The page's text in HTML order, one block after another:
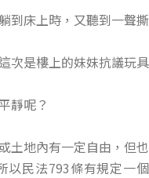
到床上時，又聽到一聲撕
次是樓上的妹妹抗議玩具
靜呢？
土地內有一定自由，但也
以民法793條有規定一個